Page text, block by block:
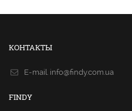
КОНТАКТЫ
E-mail. info@findy.com.ua
FINDY